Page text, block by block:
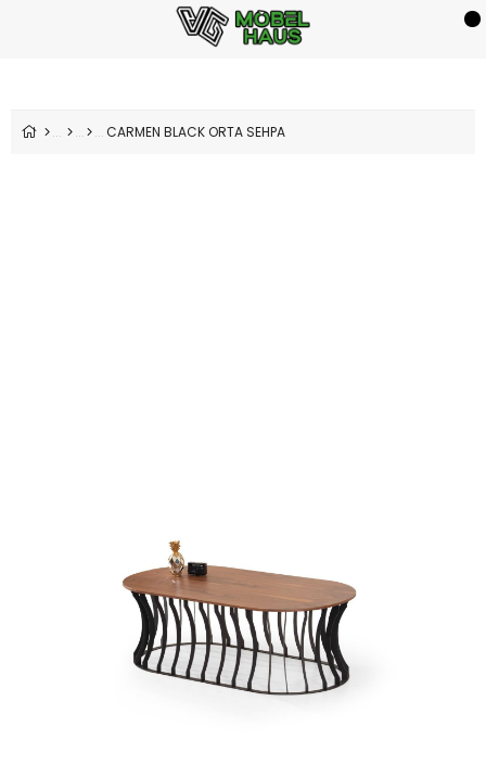
CARMEN BLACK ORTA SEHPA